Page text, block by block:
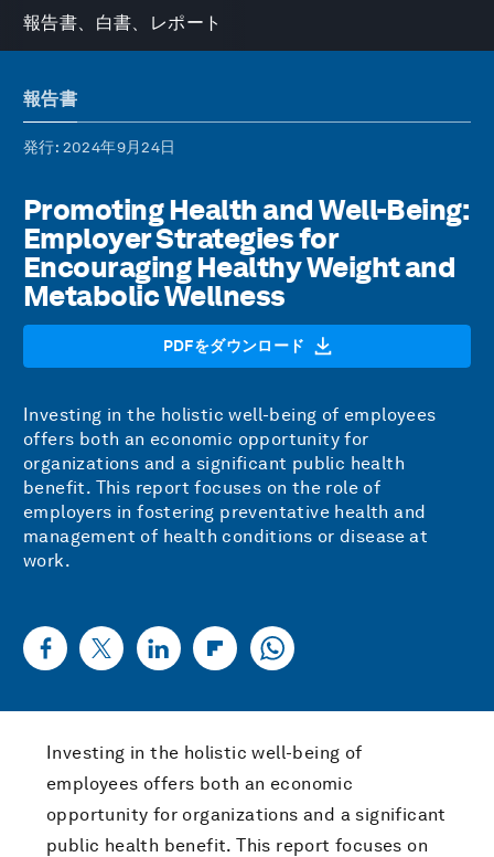
報告書、白書、レポート
報告書
発行: 2024年9月24日
Promoting Health and Well-Being:
Employer Strategies for
Encouraging Healthy Weight and
Metabolic Wellness
PDFをダウンロード
Investing in the holistic well-being of employees
offers both an economic opportunity for
organizations and a significant public health
benefit. This report focuses on the role of
employers in fostering preventative health and
management of health conditions or disease at
work.
Investing in the holistic well-being of
employees offers both an economic
opportunity for organizations and a significant
public health benefit. This report focuses on